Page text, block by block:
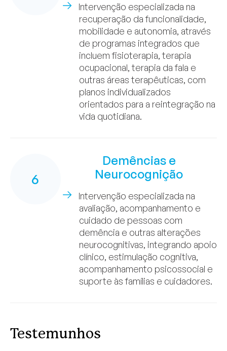
Intervenção especializada na
recuperação da funcionalidade,
mobilidade e autonomia, através
de programas integrados que
incluem fisioterapia, terapia
ocupacional, terapia da fala e
outras áreas terapêuticas, com
planos individualizados
orientados para a reintegração na
vida quotidiana.
6
Demências e
Neurocognição
Intervenção especializada na
avaliação, acompanhamento e
cuidado de pessoas com
demência e outras alterações
neurocognitivas, integrando apoio
clínico, estimulação cognitiva,
acompanhamento psicossocial e
suporte às famílias e cuidadores.
Testemunhos